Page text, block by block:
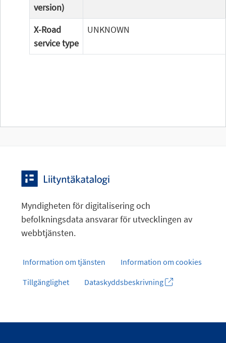
version)
X-Road
service type
UNKNOWN
Myndigheten för digitalisering och
befolkningsdata ansvarar för utvecklingen av
webbtjänsten.
Information om tjänsten
Information om cookies
Tillgänglighet
Dataskyddsbeskrivning